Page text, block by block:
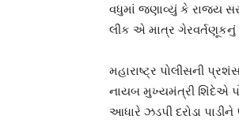
વધુમાં જણાવ્યું કે રાજ્ય
લીક એ માત્ર
મહારાષ્ટ્ર પોલીસની
નાયબ મુખ્યમંત્રી શિંદેએ
આધારે ઝડપી દરોડા